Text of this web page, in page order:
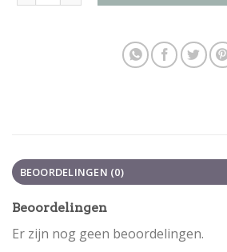
BEOORDELINGEN (0)
Beoordelingen
Er zijn nog geen beoordelingen.